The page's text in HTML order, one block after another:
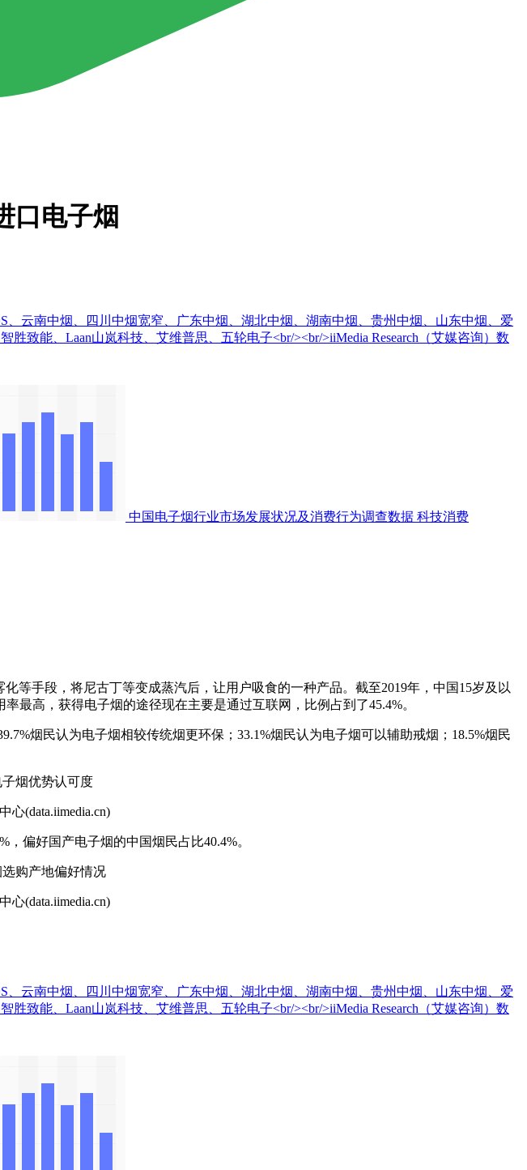
口电子烟
云南中烟、四川中烟宽窄、广东中烟、湖北中烟、湖南中烟、贵州中烟、山东中烟、爱
致能、Laan山岚科技、艾维普思、五轮电子<br/><br/>iiMedia Research（艾媒咨询）数
中国电子烟行业市场发展状况及消费行为调查数据 科技消费
手段，将尼古丁等变成蒸汽后，让用户吸食的一种产品。截至2019年，中国15岁及以
最高，获得电子烟的途径现在主要是通过互联网，比例占到了45.4%。
烟民认为电子烟相较传统烟更环保；33.1%烟民认为电子烟可以辅助戒烟；18.5%烟民
(data.iimedia.cn)
偏好国产电子烟的中国烟民占比40.4%。
(data.iimedia.cn)
云南中烟、四川中烟宽窄、广东中烟、湖北中烟、湖南中烟、贵州中烟、山东中烟、爱
致能、Laan山岚科技、艾维普思、五轮电子<br/><br/>iiMedia Research（艾媒咨询）数